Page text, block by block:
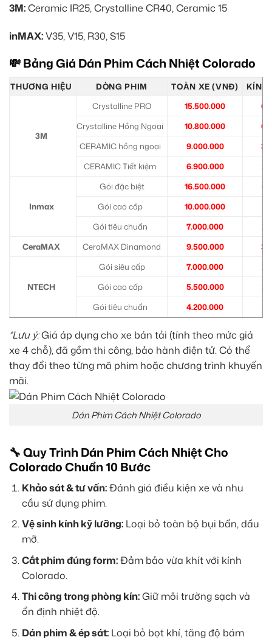
3M:Ceramic IR25, Crystalline CR40, Ceramic 15
inMAX:V35, V15, R30, S15
💸 Bảng Giá Dán Phim Cách Nhiệt Colorado
THƯƠNG HIỆU DÒNG PHIM TOÀN XE (VNĐ) KÍNH
3M
Crystalline PRO 15.500.000
Crystalline Hồng Ngoại
10.800.000
CERAMIC hồng ngoại
9.000.000
CERAMIC Tiết kiệm
6.900.000
Inmax
Gói đặc biệt 16.500.000
Gói cao cấp
10.000.000
Gói tiêu chuẩn
7.000.000
CeraMAX
CeraMAX Dinamond 9.500.000
NTECH
Gói siêu cấp 7.000.000
Gói cao cấp
5.500.000
Gói tiêu chuẩn
4.200.000
*Lưu ý:Giá áp dụng cho xe bán tải (tính theo mức giá
xe 4 chỗ), đã gồm thi công, bảo hành điện tử. Có thể
thay đổi theo từng mã phim hoặc chương trình khuyến
mãi.
Dán Phim Cách Nhiệt Colorado
🔧 Quy Trình Dán Phim Cách Nhiệt Cho
Colorado Chuẩn 10 Bước
Khảo sát & tư vấn:Đánh giá điều kiện xe và nhu
cầu sử dụng phim.
Vệ sinh kính kỹ lưỡng:Loại bỏ toàn bộ bụi bẩn, dầu
mỡ.
Cắt phim đúng form:Đảm bảo vừa khít với kính
Colorado.
Thi công trong phòng kín:Giữ môi trường sạch và
ổn định nhiệt độ.
Dán phim & ép sát:Loại bỏ bọt khí, tăng độ bám